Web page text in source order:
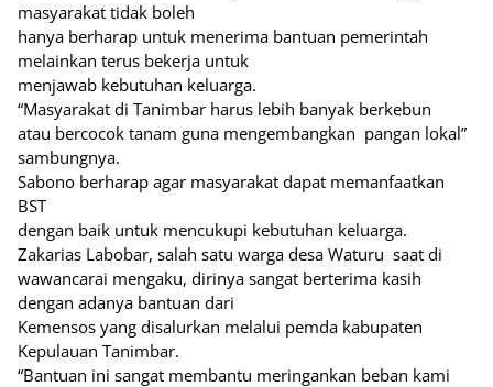
masyarakat tidak boleh
hanya berharap untuk menerima bantuan pemerintah
melainkan terus bekerja untuk
menjawab kebutuhan keluarga.
“Masyarakat di Tanimbar harus lebih banyak berkebun
atau bercocok tanam guna mengembangkan pangan lokal”
sambungnya.
Sabono berharap agar masyarakat dapat memanfaatkan
BST
dengan baik untuk mencukupi kebutuhan keluarga.
Zakarias Labobar, salah satu warga desa Waturu saat di
wawancarai mengaku, dirinya sangat berterima kasih
dengan adanya bantuan dari
Kemensos yang disalurkan melalui pemda kabupaten
Kepulauan Tanimbar.
“Bantuan ini sangat membantu meringankan beban kami